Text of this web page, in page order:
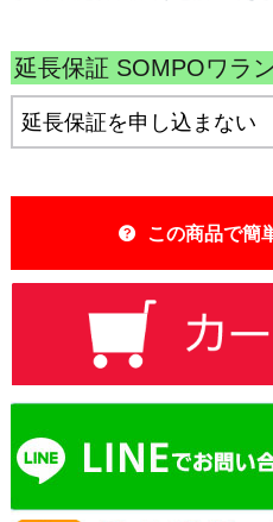
延長保証 SOMPOワラ
:
この商品で簡